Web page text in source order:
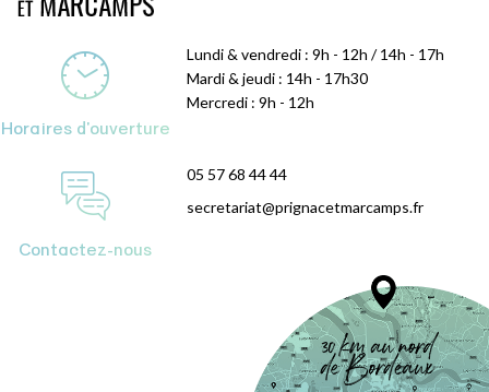
Horaires d'ouverture
Lundi & vendredi : 9h - 12h / 14h - 17h
Mardi & jeudi : 14h - 17h30
Mercredi : 9h - 12h
Contactez-nous
05 57 68 44 44
secretariat@prignacetmarcamps.fr